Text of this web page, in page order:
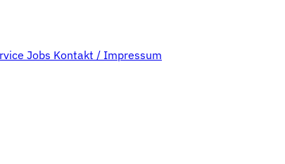
Jobs Kontakt / Impressum